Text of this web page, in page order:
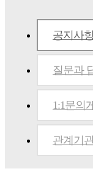
공지사
질문과
1:1문의
관계기